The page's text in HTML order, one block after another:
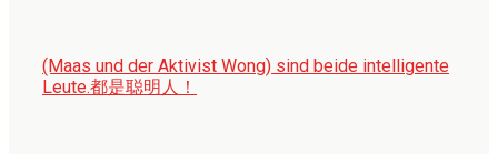
(Maas und der Aktivist Wong) sind beide intelligente
Leute.都是聪明人！